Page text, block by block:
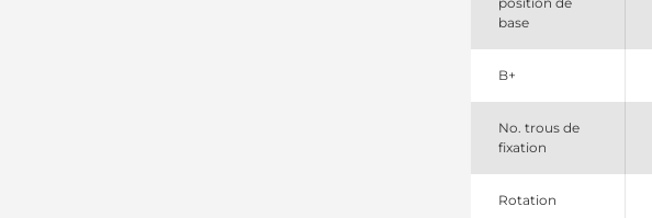
base
B+
No. trous de
fixation
Rotation